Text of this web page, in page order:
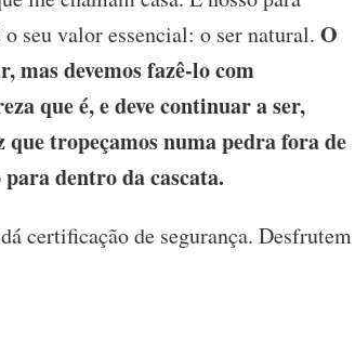
seu valor essencial: o ser natural. O
mas devemos fazê-lo com
que é, e deve continuar a ser,
tropeçamos numa pedra fora de
dentro da cascata.
certificação de segurança. Desfrutem